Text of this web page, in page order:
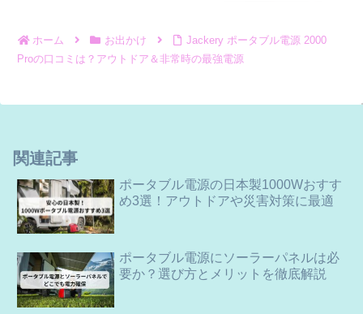
ホーム お出かけ
Jackery ポータブル電源 2000
Proの口コミは？アウトドア＆非常時の最強電源
関連記事
ポータブル電源の日本製1000Wおすす
め3選！アウトドアや災害対策に最適
ポータブル電源にソーラーパネルは必
要か？選び方とメリットを徹底解説